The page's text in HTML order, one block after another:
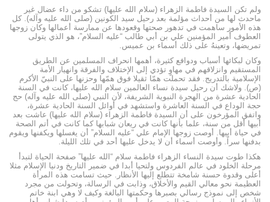
ولم تكن السيدة فاطمة الزهراء (سلام الله عليها) تشكو من داء عضال غير
ماحدث لها من أحداث مؤلمة بعد رحيل سيد الكونين (صلى الله عليه وآله). كل
هذه الأمور ساهمت في تدهور صحتها وقعودها عن ممارسة أعمالها وكان زوجها
العطوف أمير المؤمنين علي بن أبي طالب “عليه السلام”، هو الذي يتولى
تمريضها، وتعينهُ على ذلك أسماء بن عميس.
وكان لبكائها أسباب ودوافع كثيرة، أهمها انحراف المسلمين عن الطريق
المستقيم وانزلاقهم في مهاوٍ تؤدي إلى الإختلاف والفرقة وانهيار الأمة
الإسلامية بالتدريج. فقد تحملت همّا ثقيلا فوق همّها وحزنها على النبيّ الأكرم
(ص). ولاشك أن رحيل سيدة نساء العالمين سلام الله عليها، كانت في السنة
الحادية عشرة من الهجرة النبوية الشريفة، لأن النبي (صلى الله عليه وآله) حج
حجة الوداع في السنة العاشرة واستشهد في أوائل السنة الحادية عشرة،
واتفق المؤرخون على أن السيدة فاطمة الزهراء (سلام الله عليها) عاشت بعد
أبيها أقل من سنة، علما بأنها كانت في ريعان شبابها كما كانت في أتم الصحة
في حياة أبيها. أوصت زوجها الإمام علي “عليه السلام” أن يغسلها ويكفنها ويقوم
بدفنها سراً. وأوصت أسماء أن لا يدخل عليها أحد في تلك الليلة.
هکذا طوت سيدة النساء الزهراء فاطمة سلام “الله عليها” صفحة الحياة لتبدأ
مرحلة الخلود في عالم الفردوس ولتحيا أبدا في ضمير التاريخ ودنيا الإسلام مثلا
أعلی وقدوة حسنة شامخة تتطلع إليها الأنظار. حيث تسامت هذه المرأة
العظيمة نحو معالي القيم والأخلاق، وذابت في الرسالة، وتحولت من مجرد
شخص إلى نموذج رسالي بصبرها وحكمتها البالغة وكيف لا وهي ابنة خاتم